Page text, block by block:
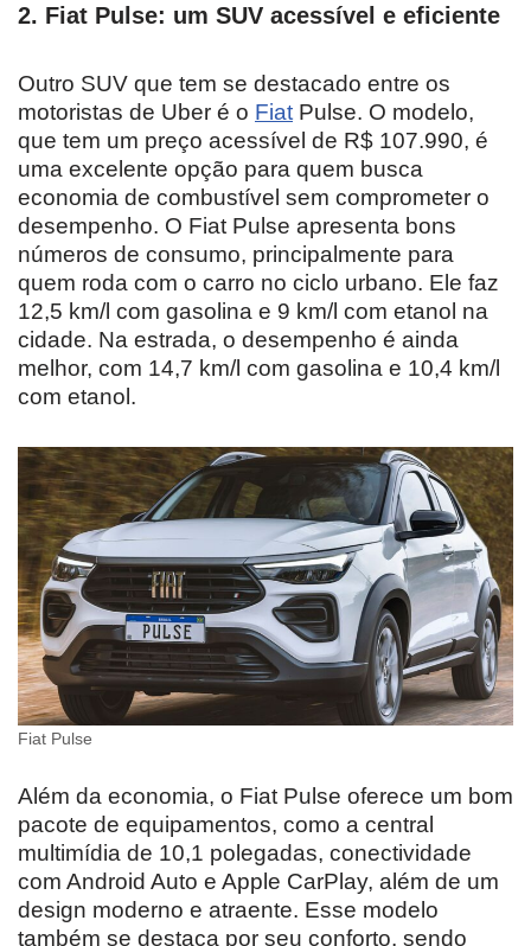
2. Fiat Pulse: um SUV acessível e eficiente
Outro SUV que tem se destacado entre os
motoristas de Uber é o Fiat Pulse. O modelo,
que tem um preço acessível de R$ 107.990, é
uma excelente opção para quem busca
economia de combustível sem comprometer o
desempenho. O Fiat Pulse apresenta bons
números de consumo, principalmente para
quem roda com o carro no ciclo urbano. Ele faz
12,5 km/l com gasolina e 9 km/l com etanol na
cidade. Na estrada, o desempenho é ainda
melhor, com 14,7 km/l com gasolina e 10,4 km/l
com etanol.
Fiat Pulse
Além da economia, o Fiat Pulse oferece um bom
pacote de equipamentos, como a central
multimídia de 10,1 polegadas, conectividade
com Android Auto e Apple CarPlay, além de um
design moderno e atraente. Esse modelo
também se destaca por seu conforto, sendo